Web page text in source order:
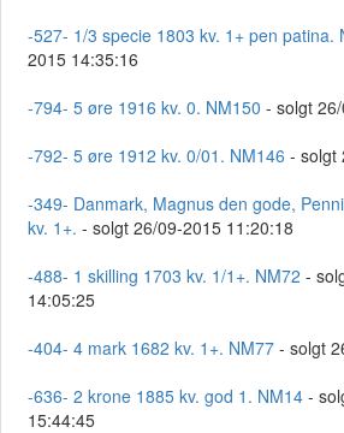
-527- 1/3 specie 1803 kv. 1+ pen patina.
2015 14:35:16
-794- 5 øre 1916 kv. 0. NM150 - solgt
-792- 5 øre 1912 kv. 0/01. NM146 - solgt
-349- Danmark, Magnus den gode,
kv. 1+. - solgt 26/09-2015 11:20:18
-488- 1 skilling 1703 kv. 1/1+. NM72 -
14:05:25
-404- 4 mark 1682 kv. 1+. NM77 - solgt
-636- 2 krone 1885 kv. god 1. NM14 -
15:44:45